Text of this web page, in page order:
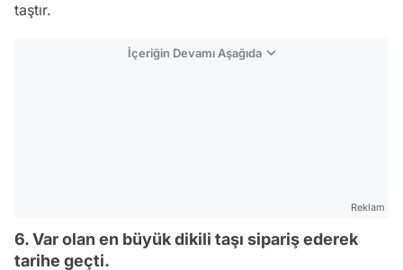
taştır.
İçeriğin Devamı Aşağıda
Reklam
6. Var olan en büyük dikili taşı sipariş ederek
tarihe geçti.